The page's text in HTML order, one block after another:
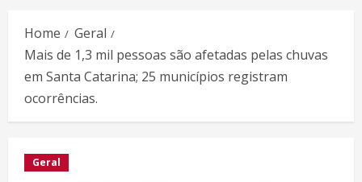
Home
Geral
Mais de 1,3 mil pessoas são afetadas pelas chuvas
em Santa Catarina; 25 municípios registram
ocorrências.
Geral